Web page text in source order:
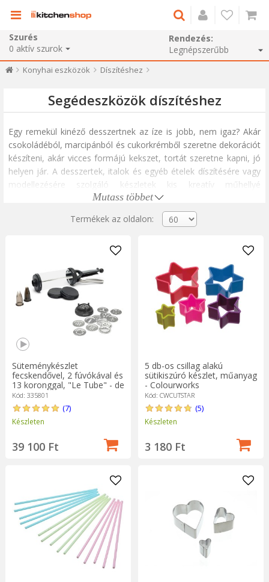
Szurés
0 aktív szurok
Rendezés:
Konyhai eszközök Díszítéshez
Segédeszközök díszítéshez
Egy remekül kinéző desszertnek az íze is jobb, nem igaz? Akár
csokoládéból, marcipánból és cukorkrémből szeretne dekorációt
készíteni, akár vicces formájú kekszet, tortát szeretne kapni, jó
helyen jár. A desszertek, italok és egyéb ételek díszítésére vagy
modellezésére szolgáló készletek kis kreatív műhellyé
varázsolják konyháját.
Az alábbiakban találhat rozsdamentes acél öntőforma
fúvókák és díszítő zacskók készleteit, marcipánból készült keksz-
és dekorációs vágóeszközöket, süti elkészítéséhez szükséges
készleteket és szinte bármi mást, ami a kulináris dekorációhoz
szükséges. Ajándékozzon egy ilyen készletet a sütemények iránt
érdeklődőnek, és cserébe sok édes és gyönyörűen díszített
Mutass többet
Termékek az oldalon:
Süteménykészlet
fecskendővel, 2 fúvókával és
13 koronggal, "Le Tube" - de
Buyer
Kód: 335801
(7)
Készleten
39 100 Ft
5 db-os csillag alakú
sütikiszúró készlet, műanyag
- Colourworks
Kód: CWCUTSTAR
(5)
Készleten
3 180 Ft